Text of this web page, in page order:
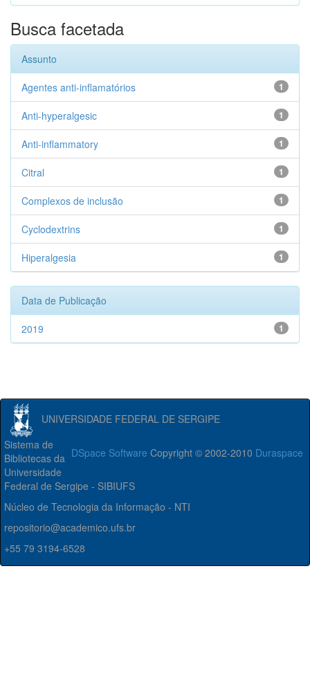
Busca facetada
Assunto
1
Agentes anti-inflamatórios
1
Anti-hyperalgesic
1
Anti-inflammatory
1
Citral
1
Complexos de inclusão
1
Cyclodextrins
1
Hiperalgesia
Data de Publicação
1
2019
UNIVERSIDADE FEDERAL DE SERGIPE
DSpace Software Copyright © 2002-2010 Duraspace
Sistema de
Bibliotecas da
Universidade
Federal de Sergipe - SIBIUFS
Núcleo de Tecnologia da Informação - NTI
repositorio@academico.ufs.br
+55 79 3194-6528